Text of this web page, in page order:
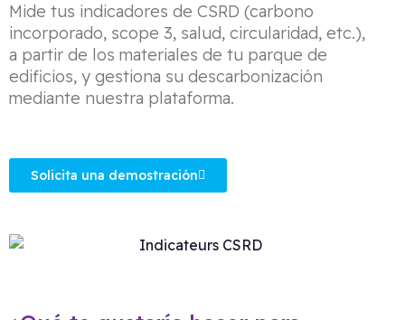
Mide tus indicadores de CSRD (carbono
incorporado, scope 3, salud, circularidad, etc.),
a partir de los materiales de tu parque de
edificios, y gestiona su descarbonización
mediante nuestra plataforma.
Solicita una demostración